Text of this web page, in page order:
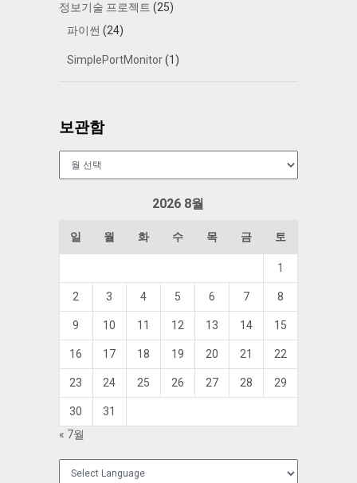
정보기술 프로젝트 (25)
파이썬 (24)
SimplePortMonitor(1)
보관함
2026 8월
일 월 화 수 목 금 토
1
2 3 4 5 6 7 8
9 10 11 12 13 14 15
16 17 18 19 20 21 22
23 24 25 26 27 28 29
30
31
« 7월